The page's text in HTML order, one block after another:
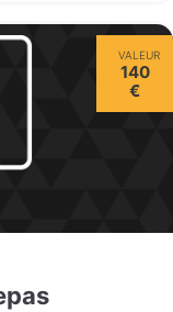
VALEUR
140
€